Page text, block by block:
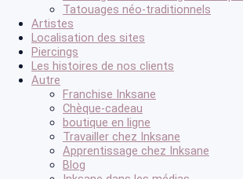
Tatouages néo-traditionnels
Artistes
Localisation des sites
Piercings
Les histoires de nos clients
Autre
Franchise Inksane
Chèque-cadeau
boutique en ligne
Travailler chez Inksane
Apprentissage chez Inksane
Blog